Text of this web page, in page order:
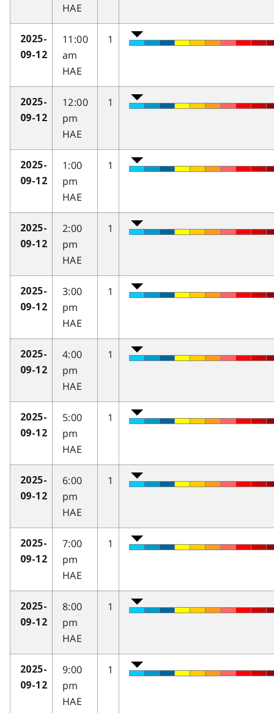
HAE
2025-
09-12
11:00
am
HAE
1
2025-
09-12
12:00
pm
HAE
1
2025-
09-12
1:00
pm
HAE
1
2025-
09-12
2:00
pm
HAE
1
2025-
09-12
3:00
pm
HAE
1
2025-
09-12
4:00
pm
HAE
1
2025-
09-12
5:00
pm
HAE
1
2025-
09-12
6:00
pm
HAE
1
2025-
09-12
7:00
pm
HAE
1
2025-
09-12
8:00
pm
HAE
1
2025-
09-12
9:00
pm
HAE
1